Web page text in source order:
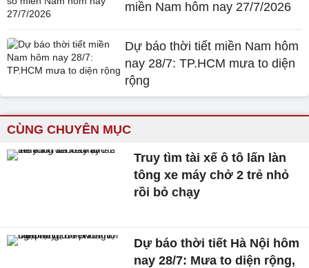
miền Nam hôm nay 27/7/2026
Dự báo thời tiết miền Nam hôm
nay 28/7: TP.HCM mưa to diện
rộng
CÙNG CHUYÊN MỤC
Truy tìm tài xế ô tô lấn làn
tông xe máy chở 2 trẻ nhỏ
rồi bỏ chạy
Dự báo thời tiết Hà Nội hôm
nay 28/7: Mưa to diện rộng,